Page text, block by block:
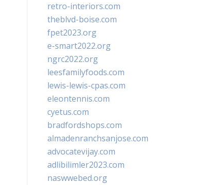
retro-interiors.com
theblvd-boise.com
fpet2023.org
e-smart2022.org
ngrc2022.org
leesfamilyfoods.com
lewis-lewis-cpas.com
eleontennis.com
cyetus.com
bradfordshops.com
almadenranchsanjose.com
advocatevijay.com
adlibilimler2023.com
naswwebed.org